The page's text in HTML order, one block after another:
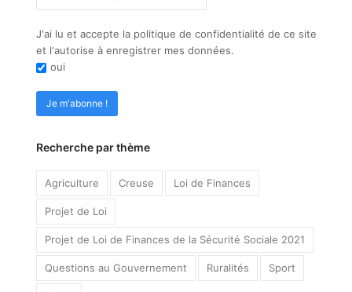
J'ai lu et accepte la politique de confidentialité de ce site
et l'autorise à enregistrer mes données.
oui
Recherche par thème
Agriculture Creuse Loi de Finances
Projet de Loi
Projet de Loi de Finances de la Sécurité Sociale 2021
Questions au Gouvernement Ruralités Sport